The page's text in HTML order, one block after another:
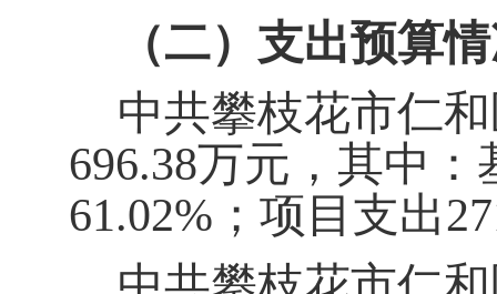
（二）支出预算
中共攀枝花市仁
696.38万元，其中：
61.02% ；项目支出